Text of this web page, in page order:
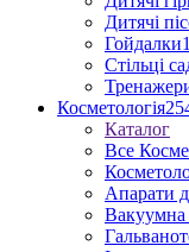
Дитячі
Гойдалки
Стільці
Косметологія
Каталог
Все
Апарати
Вакуумна